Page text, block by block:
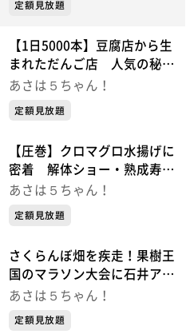
定額見放題
【1日5000本】豆腐店から生
まれただんご店 人気の秘訣
に迫る！（最上川千本だん
あさは５ちゃん！
定額見放題
【圧巻】クロマグロ水揚げに
密着 解体ショー・熟成寿司
も
あさは５ちゃん！
定額見放題
さくらんぼ畑を疾走！果樹王
国のマラソン大会に石井アナ
が挑戦！
あさは５ちゃん！
定額見放題